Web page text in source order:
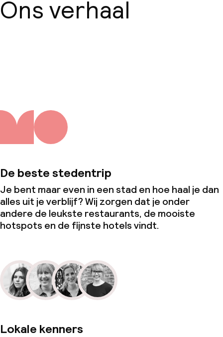
Babysitservice
Conferentieruimte
Beleid
Overal rookvrij
Kleine huisdieren toegestaan (minder
Ons verhaal
De beste stedentrip
Je bent maar even in een stad en hoe haal je dan
alles uit je verblijf? Wij zorgen dat je onder
andere de leukste restaurants, de mooiste
hotspots en de fijnste hotels vindt.
Lokale kenners